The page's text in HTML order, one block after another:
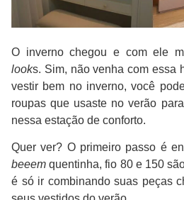
O inverno chegou e com ele
looks. Sim, não venha com essa
vestir bem no inverno, você
roupas que usaste no verão
nessa estação de conforto.
Quer ver? O primeiro passo é
beeem quentinha, fio 80 e 150
é só ir combinando suas peças